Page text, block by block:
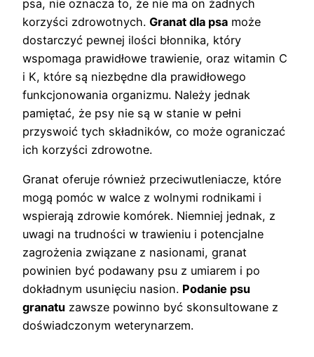
psa, nie oznacza to, że nie ma on żadnych
korzyści zdrowotnych. Granat dla psa może
dostarczyć pewnej ilości błonnika, który
wspomaga prawidłowe trawienie, oraz witamin C
i K, które są niezbędne dla prawidłowego
funkcjonowania organizmu. Należy jednak
pamiętać, że psy nie są w stanie w pełni
przyswoić tych składników, co może ograniczać
ich korzyści zdrowotne.
Granat oferuje również przeciwutleniacze, które
mogą pomóc w walce z wolnymi rodnikami i
wspierają zdrowie komórek. Niemniej jednak, z
uwagi na trudności w trawieniu i potencjalne
zagrożenia związane z nasionami, granat
powinien być podawany psu z umiarem i po
dokładnym usunięciu nasion. Podanie psu
granatu zawsze powinno być skonsultowane z
doświadczonym weterynarzem.